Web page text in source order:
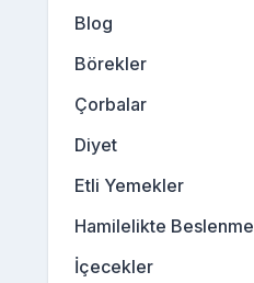
Blog
Börekler
Çorbalar
Diyet
Etli Yemekler
Hamilelikte Beslenme
İçecekler